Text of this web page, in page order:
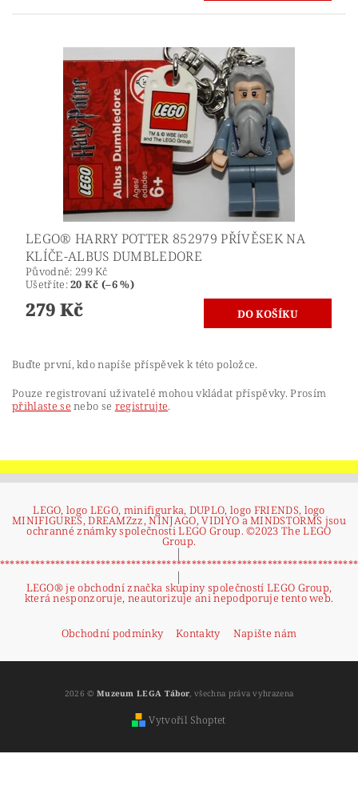
LEGO® HARRY POTTER 852979 PŘÍVĚSEK NA
KLÍČE-ALBUS DUMBLEDORE
Původně: 299 Kč
Ušetříte:20 Kč (–6 %)
279 Kč
Buďte první, kdo napíše příspěvek k této položce.
Pouze registrovaní uživatelé mohou vkládat příspěvky. Prosím
přihlaste se nebo se registrujte.
LEGO, logo LEGO, minifigurka, DUPLO, logo FRIENDS, logo
MINIFIGURES, DREAMZzz, NINJAGO, VIDIYO a MINDSTORMS jsou
ochranné známky společnosti LEGO Group. ©2023 The LEGO
Group.
|
|
LEGO® je obchodní značka skupiny společností LEGO Group,
která nesponzoruje, neautorizuje ani nepodporuje tento web.
Obchodní podmínky Kontakty Napište nám
2026 © Muzeum LEGA Tábor , všechna práva vyhrazena
Vytvořil Shoptet